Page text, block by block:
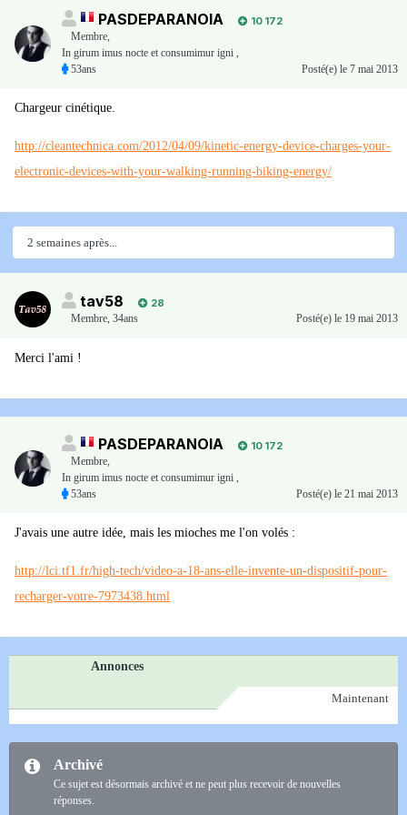
PASDEPARANOIA
10 172
Membre,
In girum imus nocte et consumimur igni ,
53ans
Posté(e) le 7 mai 2013
Chargeur cinétique.
http://cleantechnica.com/2012/04/09/kinetic-energy-device-charges-your-
electronic-devices-with-your-walking-running-biking-energy/
2 semaines après...
tav58
28
Membre, 34ans Posté(e) le 19 mai 2013
Merci l'ami !
PASDEPARANOIA
10 172
Membre,
In girum imus nocte et consumimur igni ,
53ans
Posté(e) le 21 mai 2013
J'avais une autre idée, mais les mioches me l'on volés :
http://lci.tf1.fr/high-tech/video-a-18-ans-elle-invente-un-dispositif-pour-
recharger-votre-7973438.html
Annonces
Maintenant
Archivé
Ce sujet est désormais archivé et ne peut plus recevoir de nouvelles
réponses.